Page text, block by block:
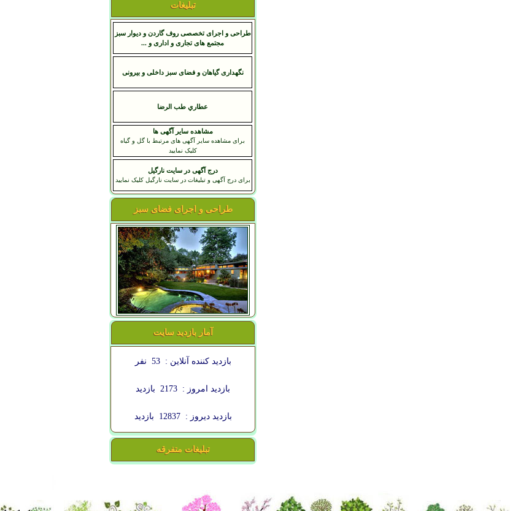
تبلیغات
طراحی و اجرای تخصصی روف گاردن و دیوار سبز
مجتمع های تجاری و اداری و ...
نگهداری گیاهان و فضای سبز داخلی و بیرونی
عطاري طب الرضا
مشاهده سایر آگهی ها
برای مشاهده سایر آگهی های مرتبط با گل و گیاه
کلیک نمایید
درج آگهی در سایت نارگیل
برای درج آگهی و تبلیغات در سایت نارگیل کلیک نمایید
طراحی و اجرای فضای سبز
آمار بازدید سایت
بازدید کننده آنلاین : 53 نفر
بازدید امروز : 2173 بازدید
بازدید دیروز : 12837 بازدید
تبلیغات متفرقه